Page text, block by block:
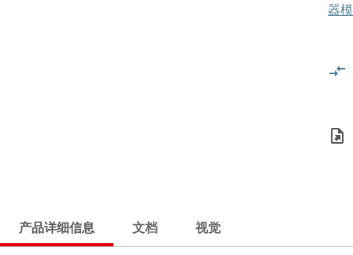
器
产品详细信息 文档 视觉